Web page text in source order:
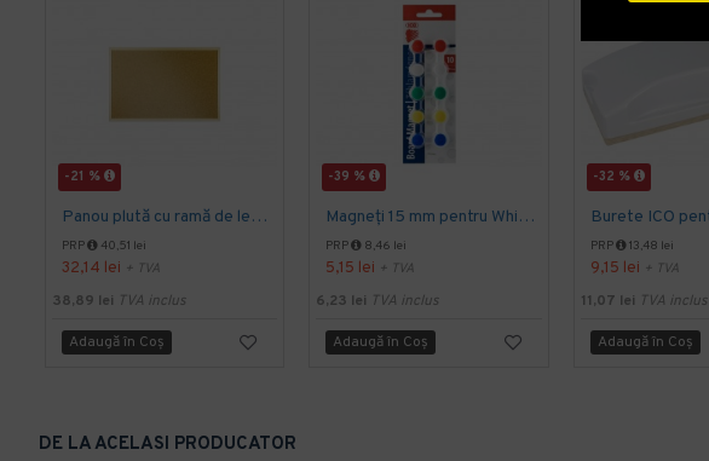
-21 %
Panou plută cu ramă de lemn 40 x 60 cm
PRP 40,51 lei
32,14 lei + TVA
38,89 lei TVA inclus
Adaugă în Coş
-39 %
Magneți 15 mm pentru Whiteboard ICO
PRP 8,46 lei
5,15 lei + TVA
6,23 lei TVA inclus
Adaugă în Coş
-32 %
PRP 13,48 lei
9,15 lei + TVA
11,07 lei TVA inclus
Adaugă în Coş
DE LA ACELASI PRODUCATOR